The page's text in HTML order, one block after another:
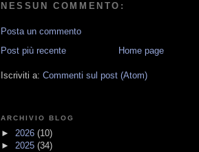
NESSUN COMMENTO:
Posta un commento
Post più recente
Home page
Iscriviti a: Commenti sul post (Atom)
ARCHIVIO BLOG
► 2026 (10)
► 2025 (34)